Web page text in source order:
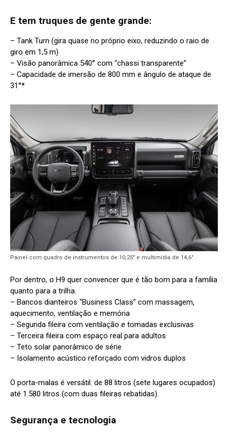
E tem truques de gente grande:
– Tank Turn (gira quase no próprio eixo, reduzindo o raio de
giro em 1,5 m)
– Visão panorâmica 540° com “chassi transparente”
– Capacidade de imersão de 800 mm e ângulo de ataque de
31°*
Painel com quadro de instrumentos de 10,25″ e multimídia de 14,6″
Por dentro, o H9 quer convencer que é tão bom para a família
quanto para a trilha.
– Bancos dianteiros “Business Class” com massagem,
aquecimento, ventilação e memória
– Segunda fileira com ventilação e tomadas exclusivas
– Terceira fileira com espaço real para adultos
– Teto solar panorâmico de série
– Isolamento acústico reforçado com vidros duplos
O porta-malas é versátil: de 88 litros (sete lugares ocupados)
até 1.580 litros (com duas fileiras rebatidas).
Segurança e tecnologia